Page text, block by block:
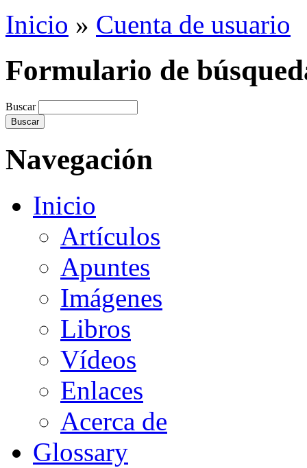
Inicio » Cuenta de usuario
Formulario de
Buscar
Navegación
Inicio
Artículos
Apuntes
Imágenes
Libros
Vídeos
Enlaces
Acerca de
Glossary